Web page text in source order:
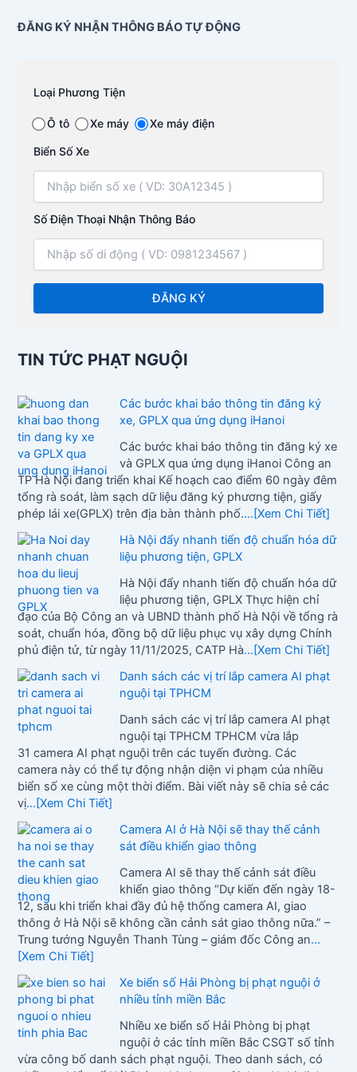
ĐĂNG KÝ NHẬN THÔNG BÁO TỰ ĐỘNG
Loại Phương Tiện
Ô tô Xe máy Xe máy điện
Biển Số Xe
Số Điện Thoại Nhận Thông Báo
TIN TỨC PHẠT NGUỘI
Các bước khai báo thông tin đăng ký
xe, GPLX qua ứng dụng iHanoi
Các bước khai báo thông tin đăng ký xe
và GPLX qua ứng dụng iHanoi Công an
TP Hà Nội đang triển khai Kế hoạch cao điểm 60 ngày đêm
tổng rà soát, làm sạch dữ liệu đăng ký phương tiện, giấy
phép lái xe(GPLX) trên địa bàn thành phố....[Xem Chi Tiết]
Hà Nội đẩy nhanh tiến độ chuẩn hóa dữ
liệu phương tiện, GPLX
Hà Nội đẩy nhanh tiến độ chuẩn hóa dữ
liệu phương tiện, GPLX Thực hiện chỉ
đạo của Bộ Công an và UBND thành phố Hà Nội về tổng rà
soát, chuẩn hóa, đồng bộ dữ liệu phục vụ xây dựng Chính
phủ điện tử, từ ngày 11/11/2025, CATP Hà...[Xem Chi Tiết]
Danh sách các vị trí lắp camera AI phạt
nguội tại TPHCM
Danh sách các vị trí lắp camera AI phạt
nguội tại TPHCM TPHCM vừa lắp
31 camera AI phạt nguội trên các tuyến đường. Các
camera này có thể tự động nhận diện vi phạm của nhiều
biển số xe cùng một thời điểm. Bài viết này sẽ chia sẻ các
vị...[Xem Chi Tiết]
Camera AI ở Hà Nội sẽ thay thế cảnh
sát điều khiển giao thông
Camera AI sẽ thay thế cảnh sát điều
khiển giao thông “Dự kiến đến ngày 18-
12, sau khi triển khai đầy đủ hệ thống camera AI, giao
thông ở Hà Nội sẽ không cần cảnh sát giao thông nữa.” –
Trung tướng Nguyễn Thanh Tùng – giám đốc Công an...
[Xem Chi Tiết]
Xe biển số Hải Phòng bị phạt nguội ở
nhiều tỉnh miền Bắc
Nhiều xe biển số Hải Phòng bị phạt
nguội ở các tỉnh miền Bắc CSGT số tỉnh
vừa công bố danh sách phạt nguội. Theo danh sách, có